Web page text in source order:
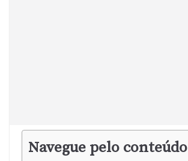
Navegue pelo conteúdo